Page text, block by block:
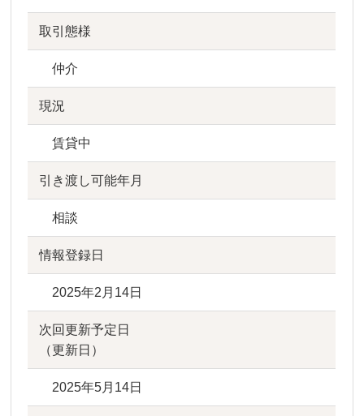
取引態様
仲介
現況
賃貸中
引き渡し可能年月
相談
情報登録日
2025年2月14日
次回更新予定日
（更新日）
2025年5月14日